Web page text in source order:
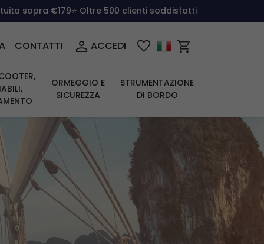
sopra €179⭐ Oltre 500 clienti soddisfatti
CONTATTI ACCEDI
ORMEGGIO E
SICUREZZA
STRUMENTAZIONE
DI BORDO